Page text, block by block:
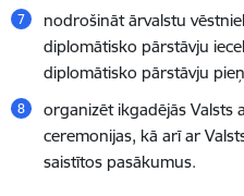
nodrošināt ārvalstu
diplomātisko pārstāvju
diplomātisko pārstāvju
organizēt ikgadējās Valsts
ceremonijas, kā arī ar
saistītos pasākumus.